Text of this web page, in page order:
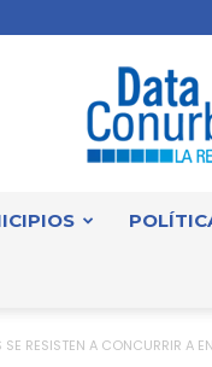
RESISTEN A CONCURRIR A